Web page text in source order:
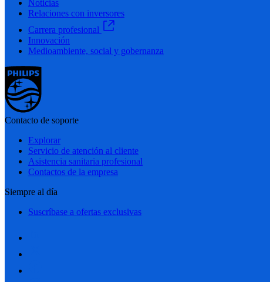
Noticias
Relaciones con inversores
Carrera profesional
Innovación
Medioambiente, social y gobernanza
Contacto de soporte
Explorar
Servicio de atención al cliente
Asistencia sanitaria profesional
Contactos de la empresa
Siempre al día
Suscríbase a ofertas exclusivas